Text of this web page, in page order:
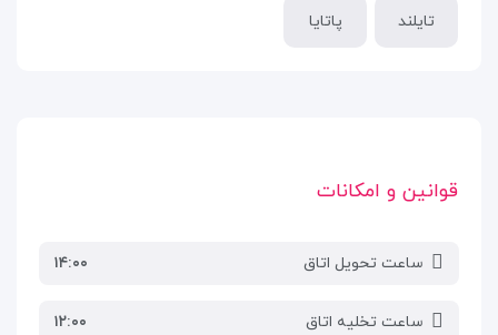
تایلند پاتایا
قوانین و امکانات
ساعت تحویل اتاق ۱۴:۰۰
ساعت تخلیه اتاق ۱۲:۰۰